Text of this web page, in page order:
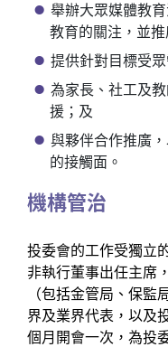
舉辦大眾媒體教
教育的關注，並推
提供針對目標受
為家長、社工及
援；及
與夥伴合作推廣
的接觸面。
機構管治
投委會的工作受獨立
非執行董事出任主席
（包括金管局、保監
界及業界代表，以及
個月開會一次，為投